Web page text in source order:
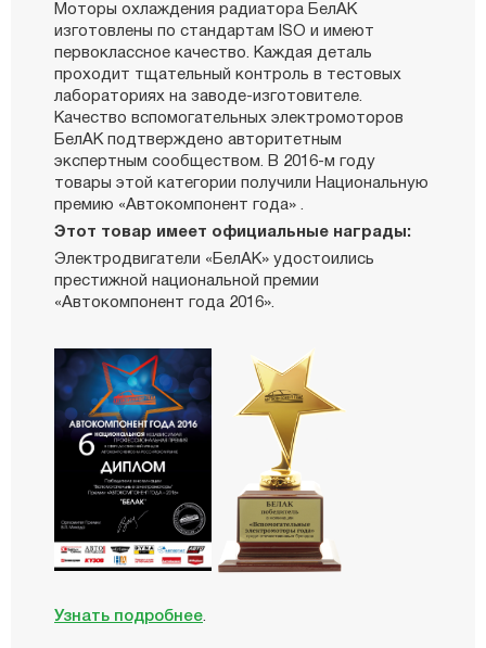
Моторы охлаждения радиатора БелАК
изготовлены по стандартам ISO и имеют
первоклассное качество. Каждая деталь
проходит тщательный контроль в тестовых
лабораториях на заводе-изготовителе.
Качество вспомогательных электромоторов
БелАК подтверждено авторитетным
экспертным сообществом. В 2016-м году
товары этой категории получили Национальную
премию «Автокомпонент года» .
Этот товар имеет официальные награды:
Электродвигатели «БелАК» удостоились
престижной национальной премии
«Автокомпонент года 2016».
Узнать подробнее.